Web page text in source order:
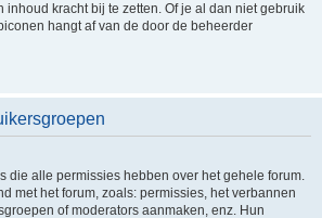
inhoud kracht bij te zetten. Of je al dan niet gebruik
hangt af van de door de beheerder
die alle permissies hebben over het gehele forum.
met het forum, zoals: permissies, het verbannen
of moderators aanmaken, enz. Hun